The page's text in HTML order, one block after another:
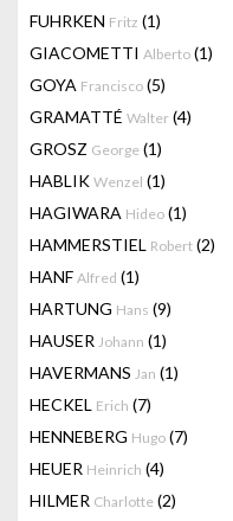
FUHRKEN Fritz (1)
GIACOMETTI Alberto (1)
GOYA Francisco (5)
GRAMATTÉ Walter (4)
GROSZ George (1)
HABLIK Wenzel (1)
HAGIWARA Hideo (1)
HAMMERSTIEL Robert (2)
HANF Alfred (1)
HARTUNG Hans (9)
HAUSER Johann (1)
HAVERMANS Jan (1)
HECKEL Erich (7)
HENNEBERG Hugo (7)
HEUER Heinrich (4)
HILMER Charlotte (2)